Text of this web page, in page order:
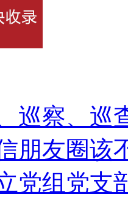
巡察、巡
朋友圈该
党组党支